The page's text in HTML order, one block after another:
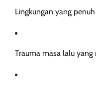
Lingkungan yang
Trauma masa lalu